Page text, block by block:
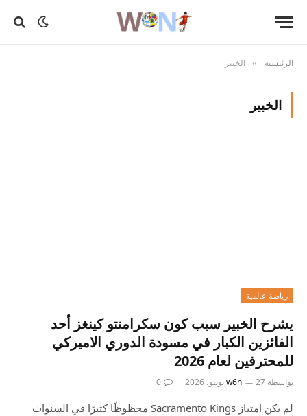
الرئيسية » الخبير
الخبير
رياضة عالمية
يشرح الخبير سبب كون سكرامنتو كينغز أحد
الفائزين الكبار في مسودة الدوري الاميركي
للمحترفين لعام 2026
بواسطة w6n 27 يونيو، 2026 0
لم يكن امتياز Sacramento Kings محظوظًا كثيرًا في السنوات